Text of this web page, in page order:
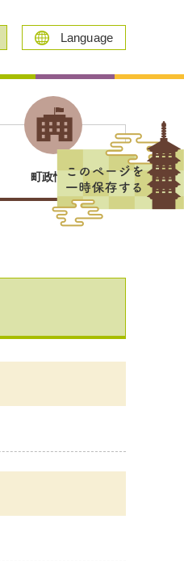
Language
町政情報